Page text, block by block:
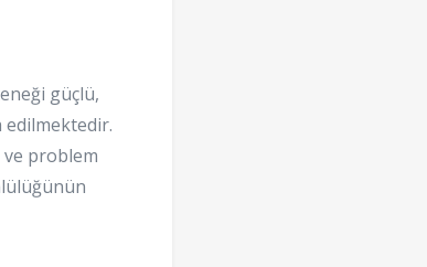
güçlü,
edilmektedir.
problem